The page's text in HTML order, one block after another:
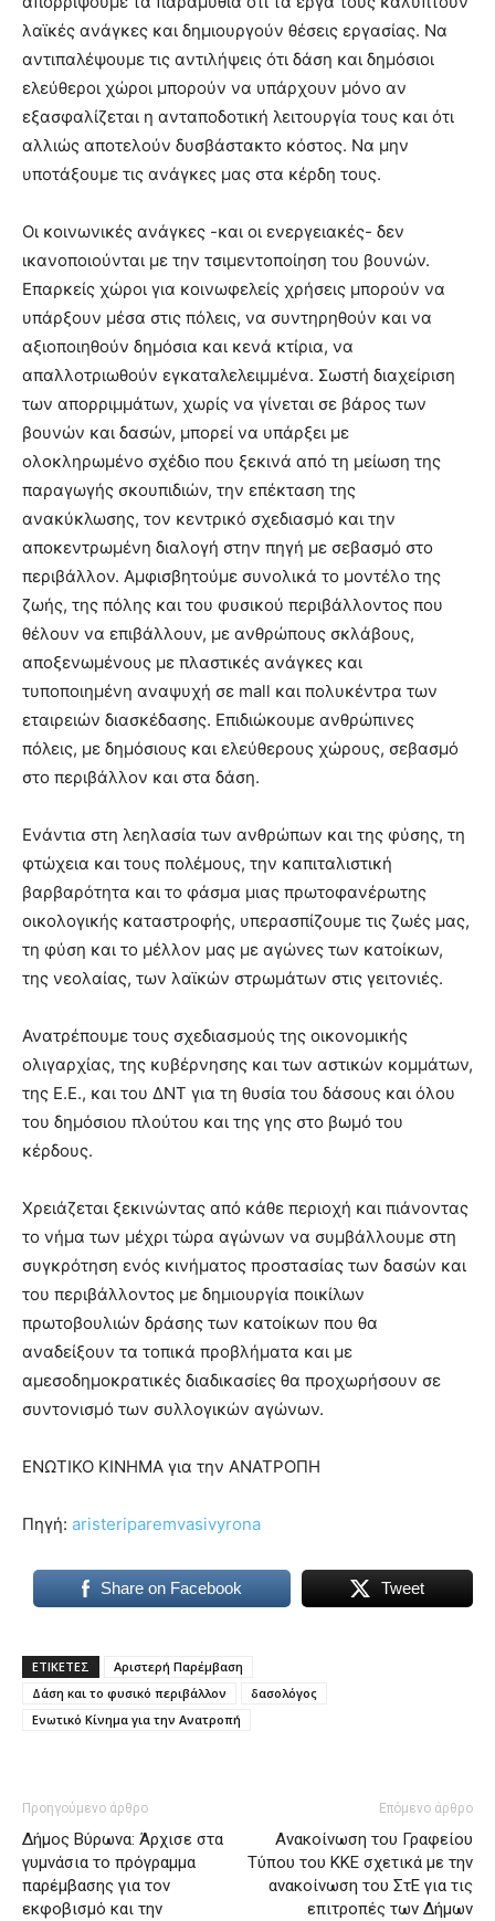
λαϊκές ανάγκες και δημιουργούν θέσεις εργασίας. Να
αντιπαλέψουμε τις αντιλήψεις ότι δάση και δημόσιοι
ελεύθεροι χώροι μπορούν να υπάρχουν μόνο αν
εξασφαλίζεται η ανταποδοτική λειτουργία τους και ότι
αλλιώς αποτελούν δυσβάστακτο κόστος. Να μην
υποτάξουμε τις ανάγκες μας στα κέρδη τους.
Οι κοινωνικές ανάγκες -και οι ενεργειακές- δεν
ικανοποιούνται με την τσιμεντοποίηση του βουνών.
Επαρκείς χώροι για κοινωφελείς χρήσεις μπορούν να
υπάρξουν μέσα στις πόλεις, να συντηρηθούν και να
αξιοποιηθούν δημόσια και κενά κτίρια, να
απαλλοτριωθούν εγκαταλελειμμένα. Σωστή διαχείριση
των απορριμμάτων, χωρίς να γίνεται σε βάρος των
βουνών και δασών, μπορεί να υπάρξει με
ολοκληρωμένο σχέδιο που ξεκινά από τη μείωση της
παραγωγής σκουπιδιών, την επέκταση της
ανακύκλωσης, τον κεντρικό σχεδιασμό και την
αποκεντρωμένη διαλογή στην πηγή με σεβασμό στο
περιβάλλον. Αμφισβητούμε συνολικά το μοντέλο της
ζωής, της πόλης και του φυσικού περιβάλλοντος που
θέλουν να επιβάλλουν, με ανθρώπους σκλάβους,
αποξενωμένους με πλαστικές ανάγκες και
τυποποιημένη αναψυχή σε mall και πολυκέντρα των
εταιρειών διασκέδασης. Επιδιώκουμε ανθρώπινες
πόλεις, με δημόσιους και ελεύθερους χώρους, σεβασμό
στο περιβάλλον και στα δάση.
Ενάντια στη λεηλασία των ανθρώπων και της φύσης, τη
φτώχεια και τους πολέμους, την καπιταλιστική
βαρβαρότητα και το φάσμα μιας πρωτοφανέρωτης
οικολογικής καταστροφής, υπερασπίζουμε τις ζωές μας,
τη φύση και το μέλλον μας με αγώνες των κατοίκων,
της νεολαίας, των λαϊκών στρωμάτων στις γειτονιές.
Ανατρέπουμε τους σχεδιασμούς της οικονομικής
ολιγαρχίας, της κυβέρνησης και των αστικών κομμάτων,
της Ε.Ε., και του ΔΝΤ για τη θυσία του δάσους και όλου
του δημόσιου πλούτου και της γης στο βωμό του
κέρδους.
Χρειάζεται ξεκινώντας από κάθε περιοχή και πιάνοντας
το νήμα των μέχρι τώρα αγώνων να συμβάλλουμε στη
συγκρότηση ενός κινήματος προστασίας των δασών και
του περιβάλλοντος με δημιουργία ποικίλων
πρωτοβουλιών δράσης των κατοίκων που θα
αναδείξουν τα τοπικά προβλήματα και με
αμεσοδημοκρατικές διαδικασίες θα προχωρήσουν σε
συντονισμό των συλλογικών αγώνων.
ΕΝΩΤΙΚΟ ΚΙΝΗΜΑ για την ΑΝΑΤΡΟΠΗ
Πηγή: aristeriparemvasivyrona
Share on Facebook Tweet
ΕΤΙΚΕΤΕΣ
Αριστερή Παρέμβαση
Δάση και το φυσικό περιβάλλον
δασολόγος
Ενωτικό Κίνημα για την Ανατροπή
Προηγούμενο άρθρο
Δήμος Βύρωνα: Άρχισε στα
γυμνάσια το πρόγραμμα
παρέμβασης για τον
εκφοβισμό και την
Επόμενο άρθρο
Ανακοίνωση του Γραφείου
Τύπου του ΚΚΕ σχετικά με την
ανακοίνωση του ΣτΕ για τις
επιτροπές των Δήμων